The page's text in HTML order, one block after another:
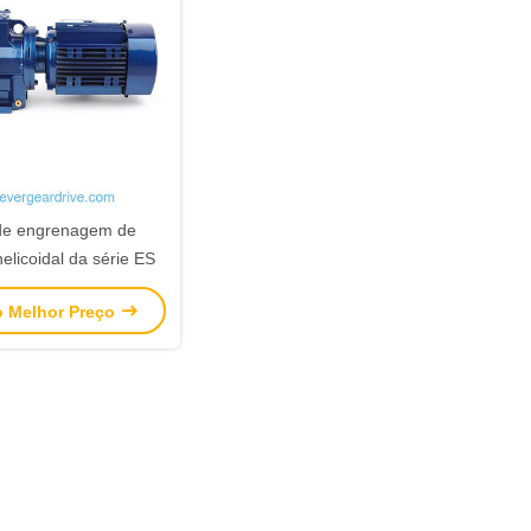
engrenagem de
da série ES
Melhor Preço